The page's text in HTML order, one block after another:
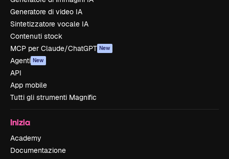
Generatore di video IA
Sintetizzatore vocale IA
Contenuti stock
MCP per Claude/ChatGPT New
Agenti New
API
App mobile
Tutti gli strumenti Magnific
Inizia
Academy
Documentazione